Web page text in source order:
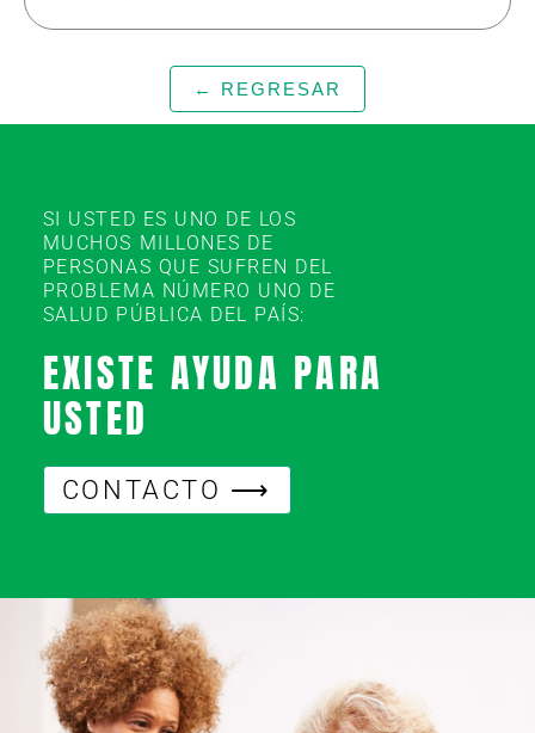
← REGRESAR
SI USTED ES UNO DE LOS
MUCHOS MILLONES DE
PERSONAS QUE SUFREN DEL
PROBLEMA NÚMERO UNO DE
SALUD PÚBLICA DEL PAÍS:
EXISTE AYUDA PARA
USTED
CONTACTO ⟶